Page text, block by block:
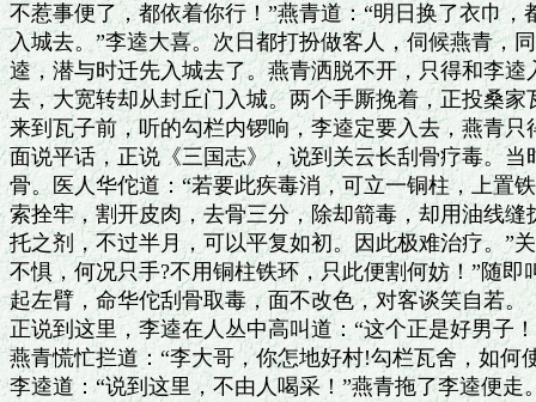
不惹事便了，都依着你行！”燕青道：“明日换了衣巾，
入城去。”李逵大喜。次日都打扮做客人，伺候燕青，
逵，潜与时迁先入城去了。燕青洒脱不开，只得和李
去，大宽转却从封丘门入城。两个手厮挽着，正投桑家
来到瓦子前，听的勾栏内锣响，李逵定要入去，燕青
面说平话，正说《三国志》，说到关云长刮骨疗毒。
骨。医人华佗道：“若要此疾毒消，可立一铜柱，上置
索拴牢，割开皮肉，去骨三分，除却箭毒，却用油线
托之剂，不过半月，可以平复如初。因此极难治疗。”
不惧，何况只手?不用铜柱铁环，只此便割何妨！”随即
起左臂，命华佗刮骨取毒，面不改色，对客谈笑自若。
正说到这里，李逵在人丛中高叫道：“这个正是好男子
燕青慌忙拦道：“李大哥，你怎地好村!勾栏瓦舍，如何
李逵道：“说到这里，不由人喝采！”燕青拖了李逵便走